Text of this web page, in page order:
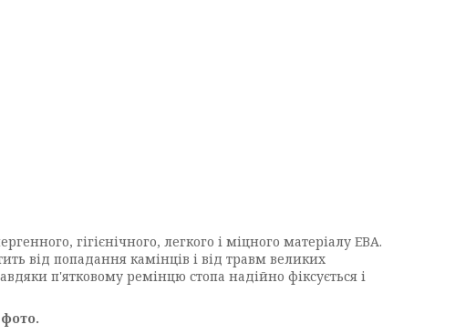
гігієнічного, легкого і міцного матеріалу ЕВА.
від попадання камінців і від травм великих
п'ятковому ремінцю стопа надійно фіксується і